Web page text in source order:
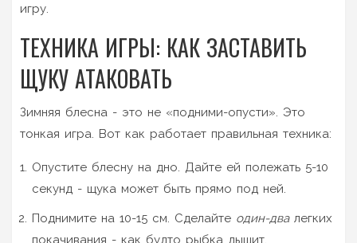
игру.
ТЕХНИКА ИГРЫ: КАК ЗАСТАВИТЬ
ЩУКУ АТАКОВАТЬ
Зимняя блесна - это не «подними-опусти». Это
тонкая игра. Вот как работает правильная техника:
Опустите блесну на дно. Дайте ей полежать 5-10
секунд - щука может быть прямо под ней.
Поднимите на 10-15 см. Сделайте один-двалегких
покачивания - как будто рыбка дышит.